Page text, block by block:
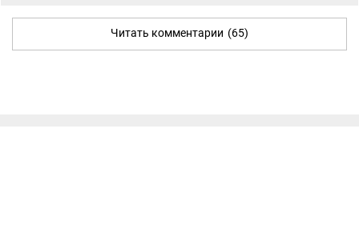
Читать комментарии (65)